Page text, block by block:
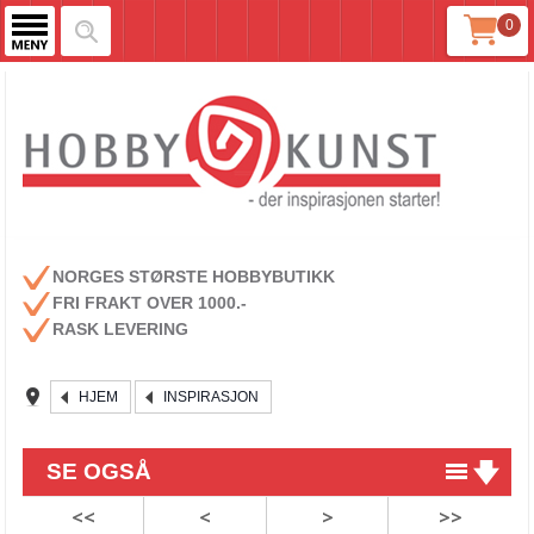
0
NORGES STØRSTE HOBBYBUTIKK
FRI FRAKT OVER 1000.-
RASK LEVERING
HJEM INSPIRASJON
SE OGSÅ
Masquerade fra Stamperia
<< < > >>